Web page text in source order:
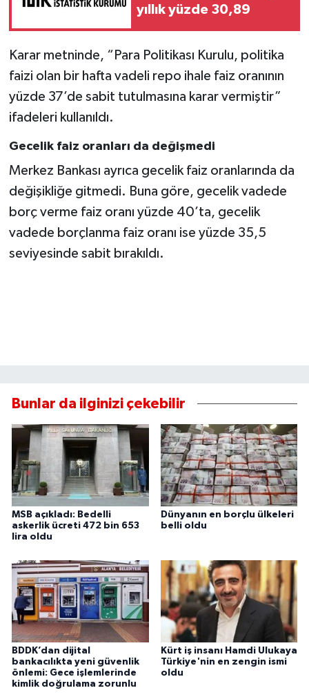
yıllık yüzde 30,89
Karar metninde, “Para Politikası Kurulu, politika
faizi olan bir hafta vadeli repo ihale faiz oranının
yüzde 37’de sabit tutulmasına karar vermiştir”
ifadeleri kullanıldı.
Gecelik faiz oranları da değişmedi
Merkez Bankası ayrıca gecelik faiz oranlarında da
değişikliğe gitmedi. Buna göre, gecelik vadede
borç verme faiz oranı yüzde 40’ta, gecelik
vadede borçlanma faiz oranı ise yüzde 35,5
seviyesinde sabit bırakıldı.
Bunlar da ilginizi çekebilir
MSB açıkladı: Bedelli
askerlik ücreti 472 bin 653
lira oldu
Dünyanın en borçlu ülkeleri
belli oldu
BDDK’dan dijital
bankacılıkta yeni güvenlik
önlemi: Gece işlemlerinde
kimlik doğrulama zorunlu
Kürt iş insanı Hamdi Ulukaya
Türkiye'nin en zengin ismi
oldu